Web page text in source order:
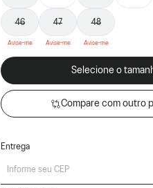
46 47 48
Selecione o
Compare com outro
Entrega